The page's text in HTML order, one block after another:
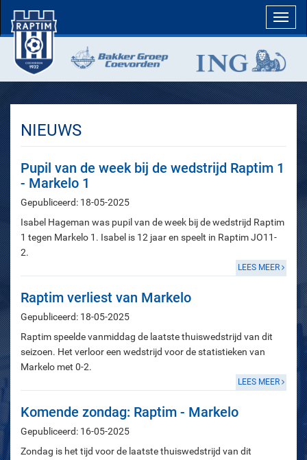
NIEUWS
Pupil van de week bij de wedstrijd Raptim 1
- Markelo 1
Gepubliceerd: 18-05-2025
Isabel Hageman was pupil van de week bij de wedstrijd Raptim
1 tegen Markelo 1. Isabel is 12 jaar en speelt in Raptim JO11-
2.
LEES MEER
Raptim verliest van Markelo
Gepubliceerd: 18-05-2025
Raptim speelde vanmiddag de laatste thuiswedstrijd van dit
seizoen. Het verloor een wedstrijd voor de statistieken van
Markelo met 0-2.
LEES MEER
Komende zondag: Raptim - Markelo
Gepubliceerd: 16-05-2025
Zondag is het tijd voor de laatste thuiswedstrijd van dit